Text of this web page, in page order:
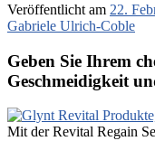
Veröffentlicht am 22.
Gabriele Ulrich-Coble
Geben Sie Ihrem
Geschmeidigkeit
Mit der Revital Regain